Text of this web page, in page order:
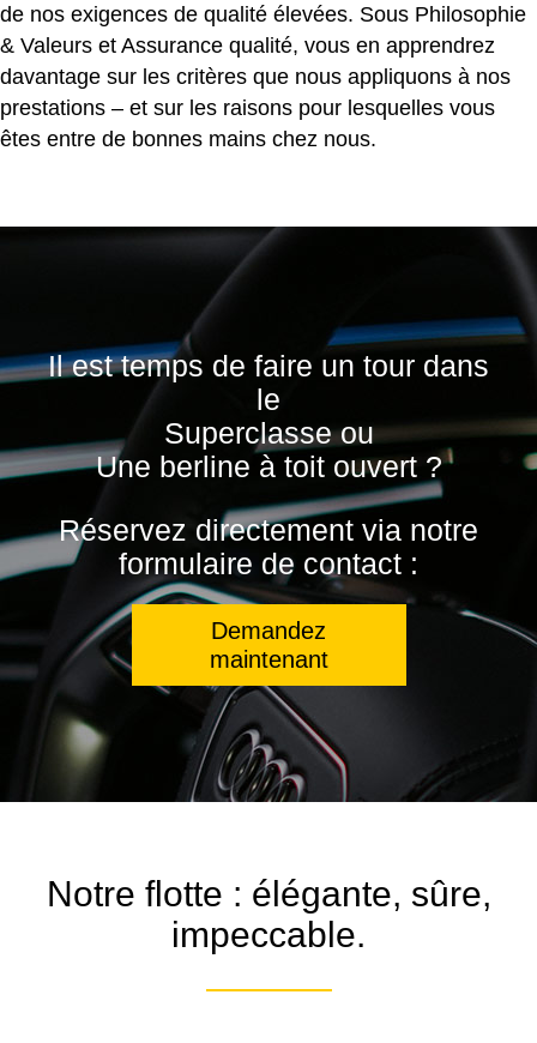
de nos exigences de qualité élevées. Sous Philosophie
& Valeurs et Assurance qualité, vous en apprendrez
davantage sur les critères que nous appliquons à nos
prestations – et sur les raisons pour lesquelles vous
êtes entre de bonnes mains chez nous.
Il est temps de faire un tour dans
le
Superclasse ou
Une berline à toit ouvert ?
Réservez directement via notre
formulaire de contact :
Demandez
maintenant
Notre flotte : élégante, sûre,
impeccable.